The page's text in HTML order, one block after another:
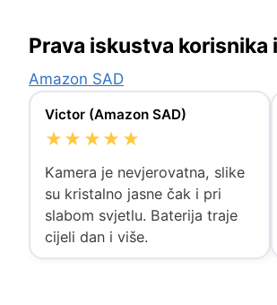
Prava iskustva korisnika
Amazon SAD
Victor (Amazon SAD)
★★★★★
Kamera je nevjerovatna, slike
su kristalno jasne čak i pri
slabom svjetlu. Baterija traje
cijeli dan i više.